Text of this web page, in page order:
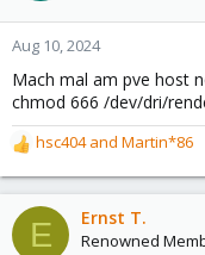
Aug 10, 2024
Mach mal am pve host
chmod 666 /dev/dri/
R
e
a
c
t
hsc404and Martin*86
E Ernst T.
Renowned